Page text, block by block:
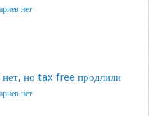
нет
нет, но tax free продлили
нет